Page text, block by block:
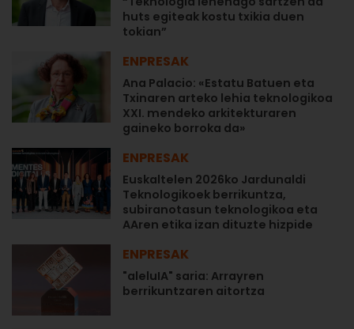
huts egiteak kostu txikia duen
tokian”
ENPRESAK
Ana Palacio: «Estatu Batuen eta
Txinaren arteko lehia teknologikoa
XXI. mendeko arkitekturaren
gaineko borroka da»
ENPRESAK
Euskaltelen 2026ko Jardunaldi
Teknologikoek berrikuntza,
subiranotasun teknologikoa eta
AAren etika izan dituzte hizpide
ENPRESAK
"aleluIA" saria: Arrayren
berrikuntzaren aitortza